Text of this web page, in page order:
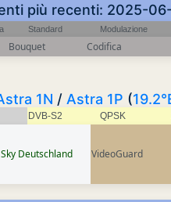
più recenti: 2025-
Standard Modulazione
Bouquet Codifica
1N / Astra 1P (
DVB-S2 QPSK
Sky Deutschland VideoGuard